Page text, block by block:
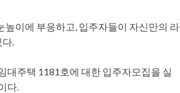
이에 부응하고, 입주자들이 자신만의 라
.
대주택 1181호에 대한 입주자모집을 실
다.